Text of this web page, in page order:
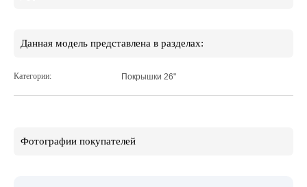
Данная модель представлена в разделах:
Категории: Покрышки 26"
Фотографии покупателей